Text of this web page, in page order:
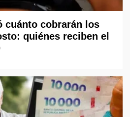
cuánto cobrarán los
quiénes reciben el